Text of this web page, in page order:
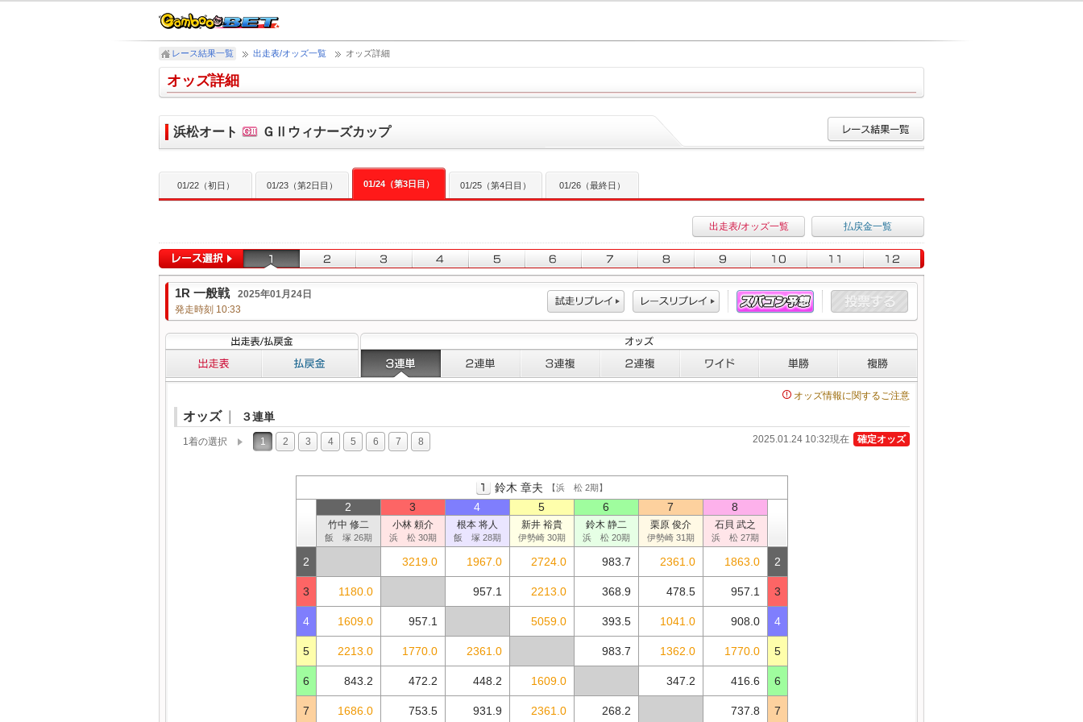
レース結果一覧 出走表/オッズ一覧 オッズ詳細
オッズ詳細
浜松オート ＧⅡウィナーズカップ
01/22（初日） 01/23（第2日目） 01/24（第3日目） 01/25（第4日目） 01/26（最終日）
出走表/オッズ一覧 払戻金一覧
1R 一般戦
2025年01月24日
発走時刻 10:33
オッズ情報に関するご注意
オッズ ３連単
1着の選択 1 2 3 4 5 6 7 8 2025.01.24 10:32現在 確定オッズ
鈴木 章夫 【浜 松 2期】
2 3 4 5 6 7 8
竹中 修二
飯 塚 26期
小林 頼介
浜 松 30期
根本 将人
飯 塚 28期
新井 裕貴
伊勢崎 30期
鈴木 静二
浜 松 20期
栗原 俊介
伊勢崎 31期
石貝 武之
浜 松 27期
2 3219.0 1967.0 2724.0 983.7 2361.0 1863.0 2
3 1180.0 957.1 2213.0 368.9 478.5 957.1 3
4 1609.0 957.1 5059.0 393.5 1041.0 908.0 4
5 2213.0 1770.0 2361.0 983.7 1362.0 1770.0 5
6 843.2 472.2 448.2 1609.0 347.2 416.6 6
7 1686.0 753.5 931.9 2361.0 268.2 737.8 7